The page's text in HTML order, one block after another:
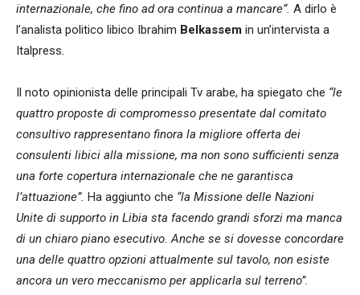
internazionale, che fino ad ora continua a mancare”. A dirlo è
l’analista politico libico Ibrahim Belkassem in un’intervista a
Italpress.
Il noto opinionista delle principali Tv arabe, ha spiegato che “le
quattro proposte di compromesso presentate dal comitato
consultivo rappresentano finora la migliore offerta dei
consulenti libici alla missione, ma non sono sufficienti senza
una forte copertura internazionale che ne garantisca
l’attuazione”. Ha aggiunto che “la Missione delle Nazioni
Unite di supporto in Libia sta facendo grandi sforzi ma manca
di un chiaro piano esecutivo. Anche se si dovesse concordare
una delle quattro opzioni attualmente sul tavolo, non esiste
ancora un vero meccanismo per applicarla sul terreno”.